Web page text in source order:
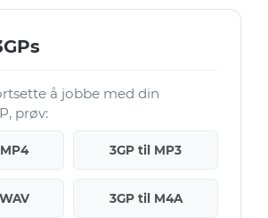
å jobbe med din
prøv:
3GP til MP3
3GP til M4A